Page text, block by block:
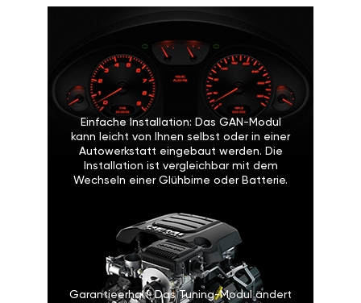
Einfache Installation: Das GAN-Modul
kann leicht von Ihnen selbst oder in einer
Autowerkstatt eingebaut werden. Die
Installation ist vergleichbar mit dem
Wechseln einer Glühbirne oder Batterie.
Garantieerhalt: Das Tuning-Modul ändert